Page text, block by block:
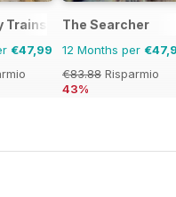
Trains
€47,99
The Searcher
12 Months per
€83.88 Risparmio
43%